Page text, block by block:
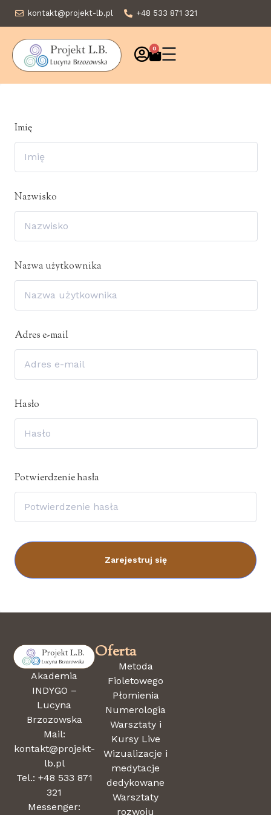
kontakt@projekt-lb.pl +48 533 871 321
0 ☰
Imię
Nazwisko
Nazwa użytkownika
Adres e-mail
Hasło
Potwierdzenie hasła
Zarejestruj się
Akademia
INDYGO –
Lucyna
Brzozowska
Mail:
kontakt@projekt-
lb.pl
Tel.: +48 533 871
321
Messenger:
Oferta
Metoda
Fioletowego
Płomienia
Numerologia
Warsztaty i
Kursy Live
Wizualizacje i
medytacje
dedykowane
Warsztaty
rozwoju